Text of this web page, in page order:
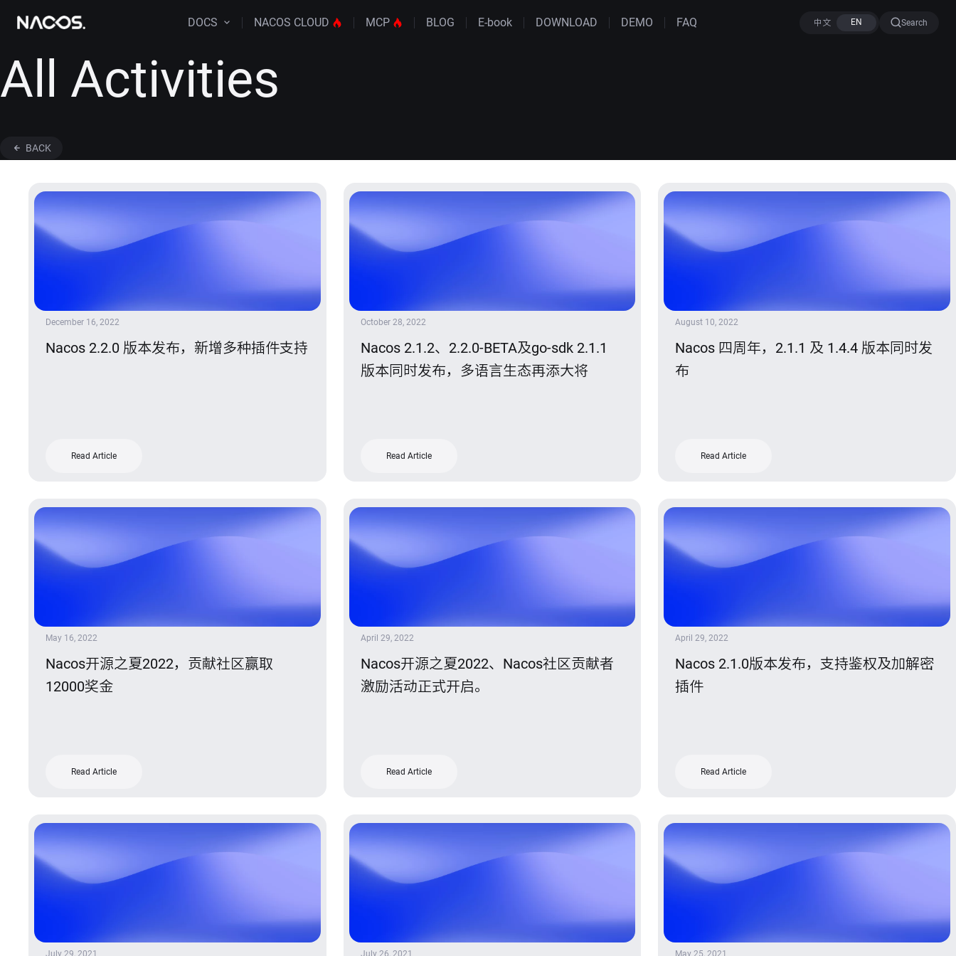
DOCS NACOS CLOUD MCP BLOG E-book DOWNLOAD DEMO FAQ Search
All Activities
BACK
December 16, 2022
Nacos 2.2.0 版本发布，新增多种插件支持
Read Article
October 28, 2022
Nacos 2.1.2、2.2.0-BETA及go-sdk 2.1.1
版本同时发布，多语言生态再添大将
Read Article
August 10, 2022
Nacos 四周年，2.1.1 及 1.4.4 版本同时发
布
Read Article
May 16, 2022
Nacos开源之夏2022，贡献社区赢取
12000奖金
Read Article
April 29, 2022
Nacos开源之夏2022、Nacos社区贡献者
激励活动正式开启。
Read Article
April 29, 2022
Nacos 2.1.0版本发布，支持鉴权及加解密
插件
Read Article
July 29, 2021 July 26, 2021 May 25, 2021